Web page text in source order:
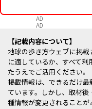
AD
AD
記載内容について
地球の歩き方ウェブに掲
に適しているか、すべて
たうえでご活用ください。
掲載情報は、できるだけ
ています。しかし、取材
種情報が変更されること